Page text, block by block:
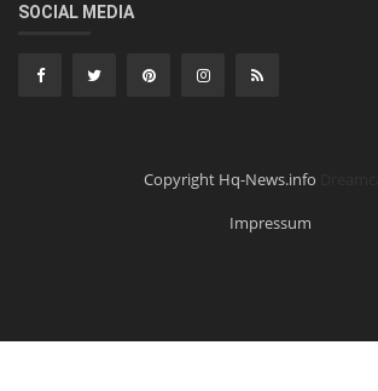
SOCIAL MEDIA
Copyright Hq-News.info
Impressum